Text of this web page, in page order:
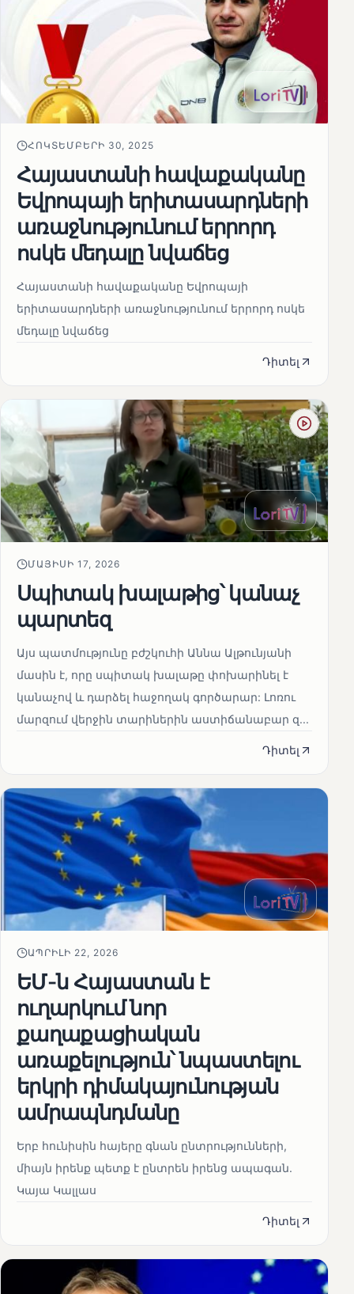
ՀՈԿՏԵՄԲԵՐԻ 30, 2025
Հայաստանի հավաքականը
Եվրոպայի երիտասարդների
առաջնությունում երրորդ
ոսկե մեդալը նվաճեց
Հայաստանի հավաքականը Եվրոպայի
երիտասարդների առաջնությունում երրորդ ոսկե
մեդալը նվաճեց
Դիտել
ՄԱՅԻՍԻ 17, 2026
Սպիտակ խալաթից՝ կանաչ
պարտեզ
Այս պատմությունը բժշկուհի Աննա Ալթունյանի
մասին է, որը սպիտակ խալաթը փոխարինել է
կանաչով և դարձել հաջողակ գործարար: Լոռու
մարզում վերջին տարիներին աստիճանաբար զ...
Դիտել
ԱՊՐԻԼԻ 22, 2026
ԵՄ-ն Հայաստան է
ուղարկում նոր
քաղաքացիական
առաքելություն՝ նպաստելու
երկրի դիմակայունության
ամրապնդմանը
Երբ հունիսին հայերը գնան ընտրությունների,
միայն իրենք պետք է ընտրեն իրենց ապագան.
Կայա Կալլաս
Դիտել